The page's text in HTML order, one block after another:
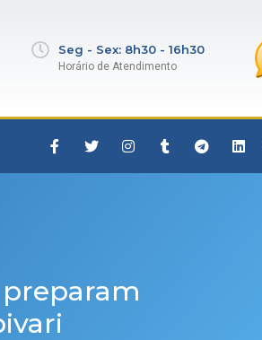
Seg - Sex: 8h30 - 16h30
Horário de Atendimento
preparam